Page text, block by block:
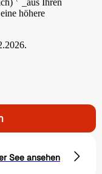
_aus Ihren
höhere
See ansehen